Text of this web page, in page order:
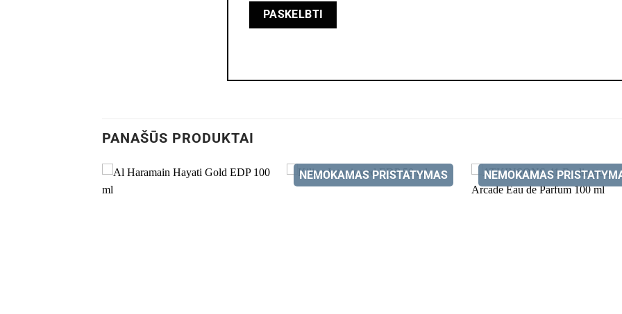
PANAŠŪS PRODUKTAI
NEMOKAMAS PRISTATYMAS NEMOKAMAS